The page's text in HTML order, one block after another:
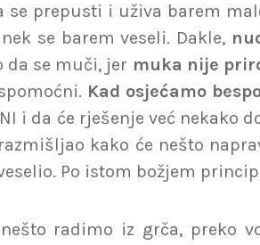
prepusti i uživa barem
se barem veseli. Dakle,
da se muči, jer muka nije
Kad osjećamo
i da će rješenje već
kako će nešto
Po istom božjem
radimo iz grča, preko